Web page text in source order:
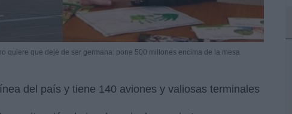
quiere que deje de ser germana: pone 500 millones encima de la mesa
del país y tiene 140 aviones y valiosas terminales